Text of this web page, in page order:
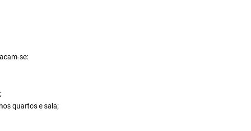
se:
quartos e sala;